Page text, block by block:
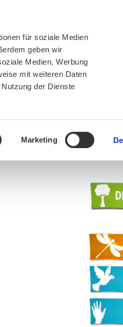
für soziale Medien
geben wir
Medien, Werbung
mit weiteren Daten
der Dienste
Marketing
bei Olympia 2024